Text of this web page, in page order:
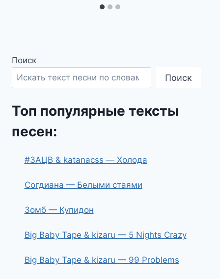
Поиск
Поиск
Топ популярные тексты
песен:
#ЗАЦВ & katanacss — Холода
Согдиана — Белыми стаями
Зомб — Купидон
Big Baby Tape & kizaru — 5 Nights Crazy
Big Baby Tape & kizaru — 99 Problems